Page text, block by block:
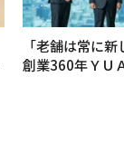
「老舗は常に新
創業360年ＹＵ